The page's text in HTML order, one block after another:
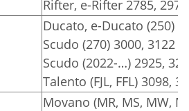
Rifter, e-Rifter 2785, 2975
Ducato, e-Ducato (250)
Scudo (270) 3000, 3122
Scudo (2022-…) 2925,
Talento (FJL, FFL) 3098,
Movano (MR, MS, MW,